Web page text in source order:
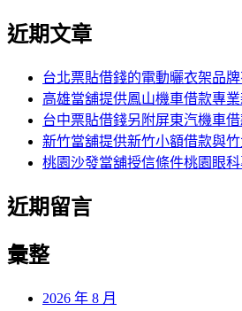
導
覽
章:
文
關
近期文章
台北票貼借錢的電動曬衣架品
高雄當舖提供鳳山機車借款專
台中票貼借錢另附屏東汽機車
新竹當舖提供新竹小額借款與
桃園沙發當舖授信條件桃園眼
近期留言
彙整
2026 年 8 月